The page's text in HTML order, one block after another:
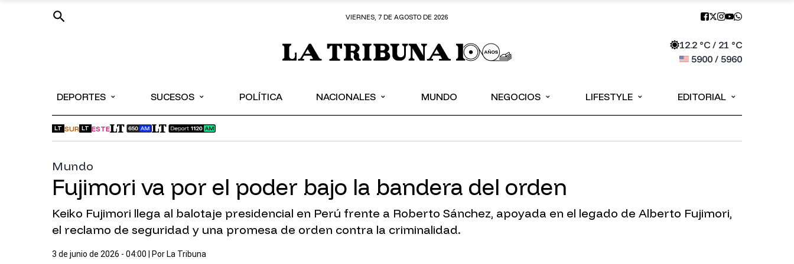
VIERNES, 7 DE AGOSTO DE 2026
12.2°C / 21 °C
5900/ 5960
DEPORTES ⌄ SUCESOS ⌄ POLÍTICA NACIONALES ⌄ MUNDO NEGOCIOS ⌄ LIFESTYLE ⌄ EDITORIAL ⌄
LT SUR LT ESTE
Mundo
Fujimori va por el poder bajo la bandera del orden
Keiko Fujimori llega al balotaje presidencial en Perú frente a Roberto Sánchez, apoyada en el legado de Alberto Fujimori,
el reclamo de seguridad y una promesa de orden contra la criminalidad.
3 de junio de 2026 - 04:00 | Por La Tribuna